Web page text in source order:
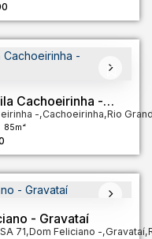
Cachoeirinha -
,Cachoeirinha,Rio
85m²
- Gravataí
71,Dom Feliciano ,Gravataí,